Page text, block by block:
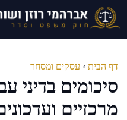
לדלג
לתוכן
דף הבית › עסקים ומסחר
סיכומים בדיני
מרכזיים